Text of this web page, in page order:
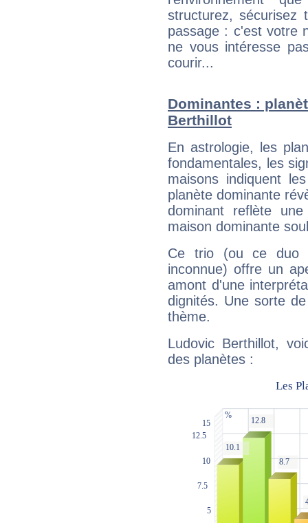
structurez, sécurisez
passage : c'est votre
ne vous intéresse
courir...
Dominantes :
Berthillot
En astrologie, les
fondamentales, les
maisons indiquent
planète dominante
dominant reflète
maison dominante
Ce trio (ou ce duo
inconnue) offre un
amont d'une
dignités. Une sorte
thème.
Ludovic Berthillot,
des planètes :